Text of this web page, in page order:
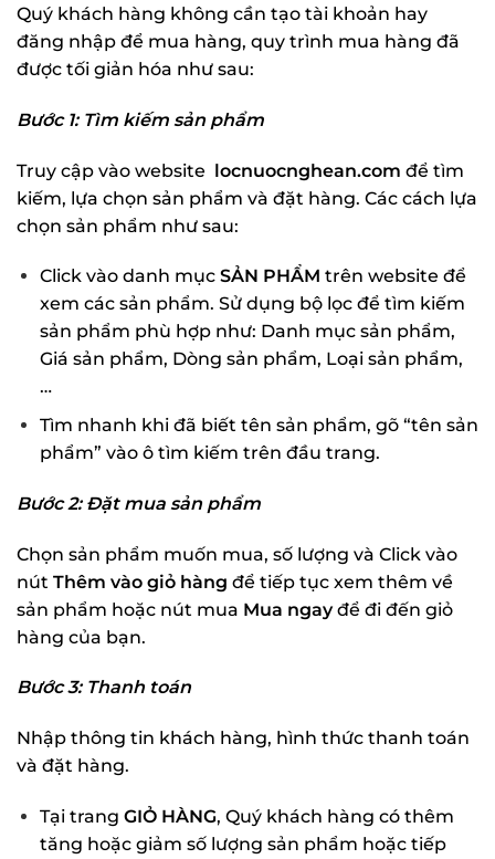
Quý khách hàng không cần tạo tài khoản hay
đăng nhập để mua hàng, quy trình mua hàng đã
được tối giản hóa như sau:
Bước 1: Tìm kiếm sản phẩm
Truy cập vào website locnuocnghean.com để tìm
kiếm, lựa chọn sản phẩm và đặt hàng. Các cách lựa
chọn sản phẩm như sau:
Click vào danh mục SẢN PHẨM trên website để
xem các sản phẩm. Sử dụng bộ lọc để tìm kiếm
sản phẩm phù hợp như: Danh mục sản phẩm,
Giá sản phẩm, Dòng sản phẩm, Loại sản phẩm,
…
Tìm nhanh khi đã biết tên sản phẩm, gõ “tên sản
phẩm” vào ô tìm kiếm trên đầu trang.
Bước 2: Đặt mua sản phẩm
Chọn sản phẩm muốn mua, số lượng và Click vào
nút Thêm vào giỏ hàng để tiếp tục xem thêm về
sản phẩm hoặc nút mua Mua ngayđể đi đến giỏ
hàng của bạn.
Bước 3: Thanh toán
Nhập thông tin khách hàng, hình thức thanh toán
và đặt hàng.
Tại trang GIỎ HÀNG, Quý khách hàng có thêm
tăng hoặc giảm số lượng sản phẩm hoặc tiếp